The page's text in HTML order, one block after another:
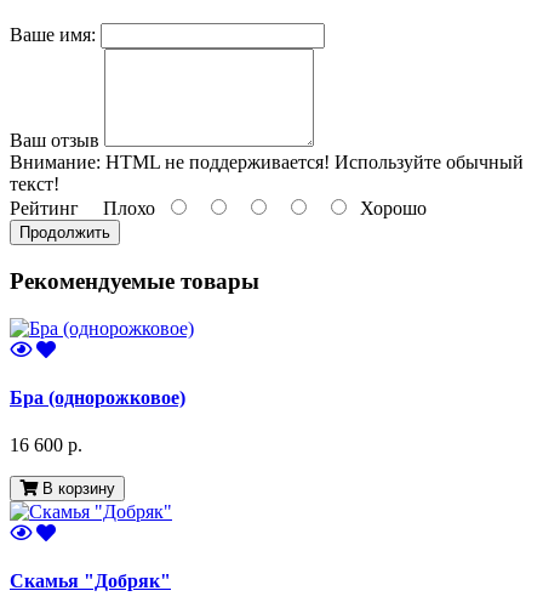
Ваше имя:
Ваш отзыв
Внимание: HTML не поддерживается! Используйте обычный
текст!
Рейтинг Плохо Хорошо
Продолжить
Рекомендуемые товары
Бра (однорожковое)
16 600 р.
В корзину
Скамья "Добряк"